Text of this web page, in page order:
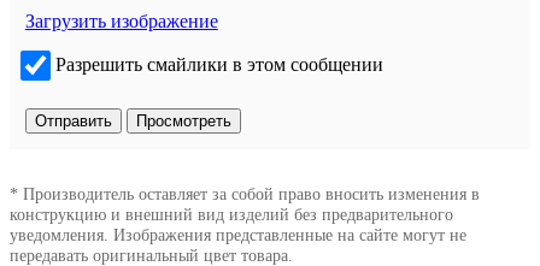
Загрузить изображение
Разрешить смайлики в этом сообщении
* Производитель оставляет за собой право вносить изменения в
конструкцию и внешний вид изделий без предварительного
уведомления. Изображения представленные на сайте могут не
передавать оригинальный цвет товара.